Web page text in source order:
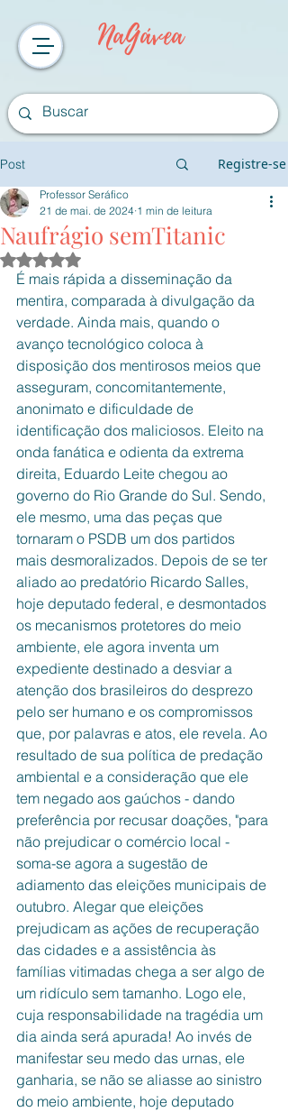
NaGávea
Post Registre-se
Naufrágio semTitanic
Professor Seráfico
21 de mai. de 2024 1 min de leitura
Avaliado com NaN de 5 estrelas.
É mais rápida a disseminação da
mentira, comparada à divulgação da
verdade. Ainda mais, quando o
avanço tecnológico coloca à
disposição dos mentirosos meios que
asseguram, concomitantemente,
anonimato e dificuldade de
identificação dos maliciosos. Eleito na
onda fanática e odienta da extrema
direita, Eduardo Leite chegou ao
governo do Rio Grande do Sul. Sendo,
ele mesmo, uma das peças que
tornaram o PSDB um dos partidos
mais desmoralizados. Depois de se ter
aliado ao predatório Ricardo Salles,
hoje deputado federal, e desmontados
os mecanismos protetores do meio
ambiente, ele agora inventa um
expediente destinado a desviar a
atenção dos brasileiros do desprezo
pelo ser humano e os compromissos
que, por palavras e atos, ele revela. Ao
resultado de sua política de predação
ambiental e a consideração que ele
tem negado aos gaúchos - dando
preferência por recusar doações, "para
não prejudicar o comércio local -
soma-se agora a sugestão de
adiamento das eleições municipais de
outubro. Alegar que eleições
prejudicam as ações de recuperação
das cidades e a assistência às
famílias vitimadas chega a ser algo de
um ridículo sem tamanho. Logo ele,
cuja responsabilidade na tragédia um
dia ainda será apurada! Ao invés de
manifestar seu medo das urnas, ele
ganharia, se não se aliasse ao sinistro
do meio ambiente, hoje deputado